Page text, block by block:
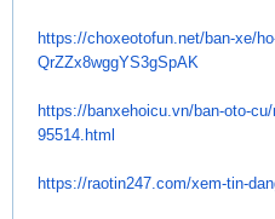
https://choxeotofun.net/ban-xe/
QrZZx8wggYS3gSpAK
https://banxehoicu.vn/ban-oto-cu/
95514.html
https://raotin247.com/xem-tin-